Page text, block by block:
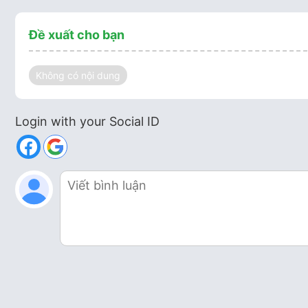
Đề xuất cho bạn
Không có nội dung
Login with your Social ID